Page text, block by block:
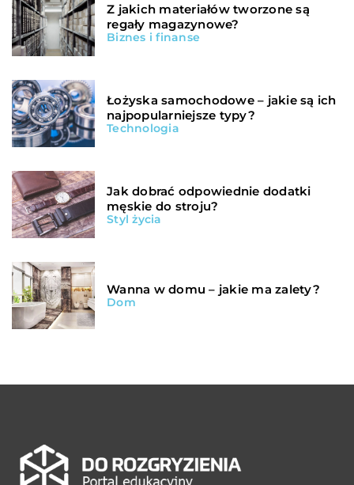
Z jakich materiałów tworzone są
regały magazynowe?
Biznes i finanse
Łożyska samochodowe – jakie są ich
najpopularniejsze typy?
Technologia
Jak dobrać odpowiednie dodatki
męskie do stroju?
Styl życia
Wanna w domu – jakie ma zalety?
Dom